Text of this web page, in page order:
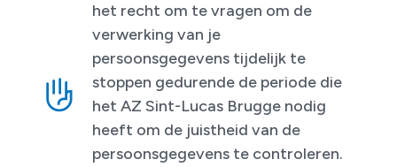
het recht om te vragen om de
verwerking van je
persoonsgegevens tijdelijk te
stoppen gedurende de periode die
het AZ Sint-Lucas Brugge nodig
heeft om de juistheid van de
persoonsgegevens te controleren.